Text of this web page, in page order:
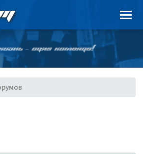
– ОДНА КОМАНДА!